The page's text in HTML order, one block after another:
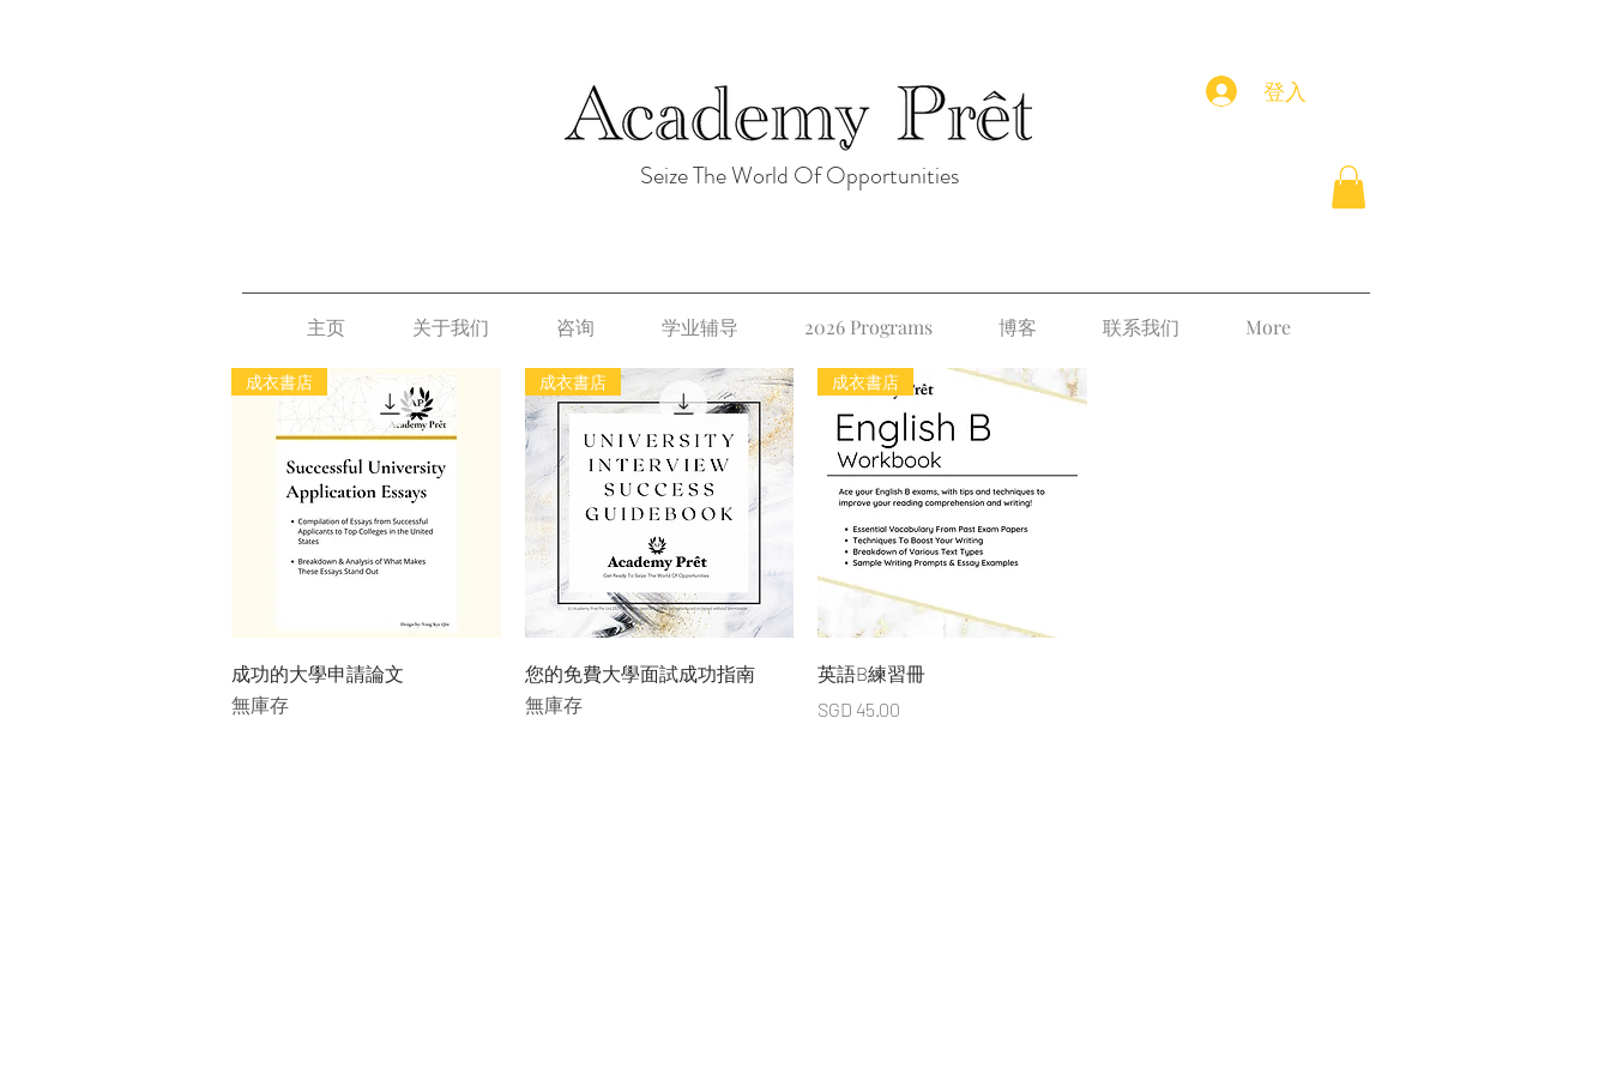
Seize The World Of Opportunities
登入
主页 关于我们 咨询 学业辅导 2026 Programs 博客 联系我们 More
快速瀏覽
成衣書店
成功的大學申請論文
無庫存
快速瀏覽
成衣書店
您的免費大學面試成功指南
無庫存
快速瀏覽
成衣書店
英語B練習冊
價格
SGD 45.00